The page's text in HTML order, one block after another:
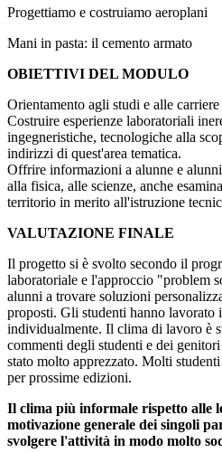
Progettiamo e costruiamo aeroplani
Mani in pasta: il cemento armato
OBIETTIVI DEL MODULO
Orientamento agli studi e alle
Costruire esperienze laboratoriali
ingegneristiche, tecnologiche alla
indirizzi di quest'area tematica.
Offrire informazioni a alunne e
alla fisica, alle scienze, anche
territorio in merito all'istruzione
VALUTAZIONE FINALE
Il progetto si è svolto secondo il
laboratoriale e l'approccio "problem
alunni a trovare soluzioni
proposti. Gli studenti hanno lavorato
individualmente. Il clima di lavoro è
commenti degli studenti e dei
stato molto apprezzato. Molti
per prossime edizioni.
Il clima più informale rispetto alle
motivazione generale dei singoli
svolgere l'attività in modo molto